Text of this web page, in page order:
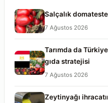
Salçalık
7 Ağustos 2026
Tarımda da
gıda stratejisi
7 Ağustos 2026
Zeytinyağı